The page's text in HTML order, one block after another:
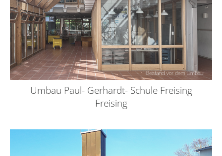
Umbau Paul- Gerhardt- Schule Freising
Freising